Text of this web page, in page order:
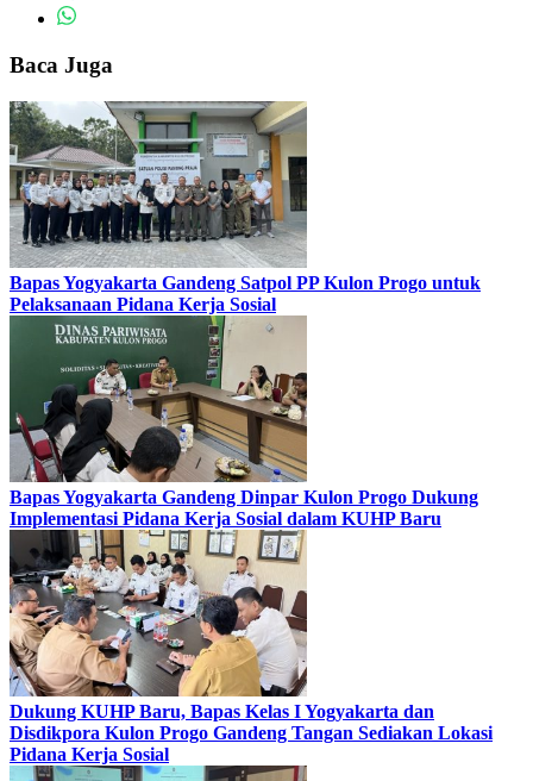
Baca Juga
Bapas Yogyakarta Gandeng Satpol PP Kulon Progo untuk
Pelaksanaan Pidana Kerja Sosial
Bapas Yogyakarta Gandeng Dinpar Kulon Progo Dukung
Implementasi Pidana Kerja Sosial dalam KUHP Baru
Dukung KUHP Baru, Bapas Kelas I Yogyakarta dan
Disdikpora Kulon Progo Gandeng Tangan Sediakan Lokasi
Pidana Kerja Sosial